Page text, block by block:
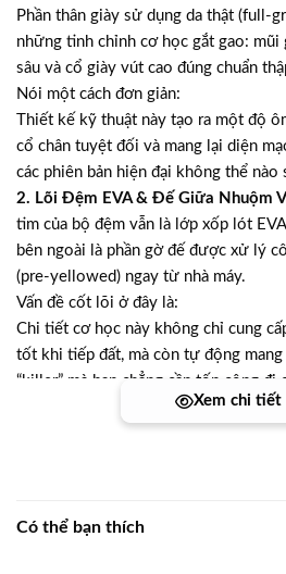
Phần thân giày sử dụng da thật (full-
những tinh chỉnh cơ học gắt gao: mũi
sâu và cổ giày vút cao đúng chuẩn
Nói một cách đơn giản:
Thiết kế kỹ thuật này tạo ra một độ
cổ chân tuyệt đối và mang lại diện
các phiên bản hiện đại không thể nào
2. Lõi Đệm EVA & Đế Giữa Nhuộm
tim của bộ đệm vẫn là lớp xốp lót
bên ngoài là phần gờ đế được xử lý
(pre-yellowed) ngay từ nhà máy.
Vấn đề cốt lõi ở đây là:
Chi tiết cơ học này không chỉ cung
tốt khi tiếp đất, mà còn tự động
“killer” mà bạn chẳng cần tốn công đi
3. Hệ Thống Đế Cao Su Cupsole Vân
Hệ thống rãnh sâu kỹ thuật này cung
Xem chi tiết
Có thể bạn thích